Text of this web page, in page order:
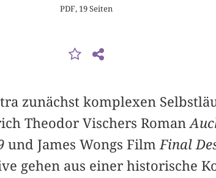
PDF, 19 Seiten
zunächst komplexen
Theodor Vischers Roman
und James Wongs Film Final
gehen aus einer historische